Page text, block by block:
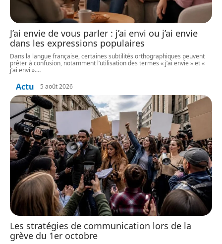
J’ai envie de vous parler : j’ai envi ou j’ai envie
dans les expressions populaires
Dans la langue française, certaines subtilités orthographiques peuvent
prêter à confusion, notamment l’utilisation des termes « j’ai envie » et «
j’ai envi ».…
Actu 5 août 2026
Les stratégies de communication lors de la
grève du 1er octobre